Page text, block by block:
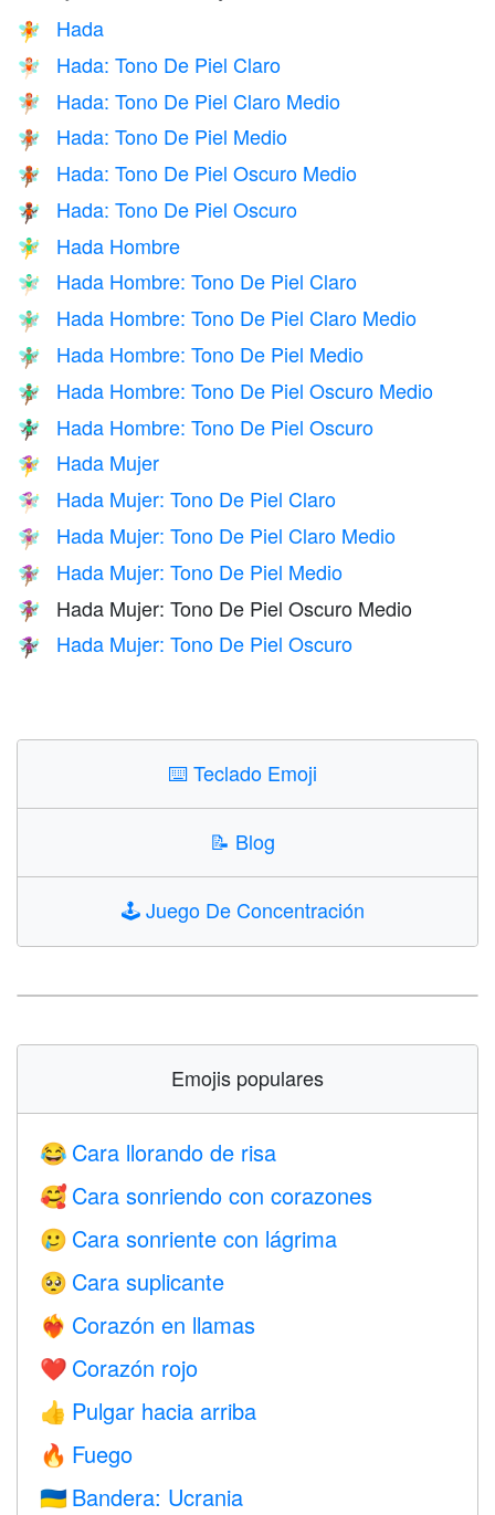
🧚 Hada
🧚🏻 Hada: Tono De Piel Claro
🧚🏼 Hada: Tono De Piel Claro Medio
🧚🏽 Hada: Tono De Piel Medio
🧚🏾 Hada: Tono De Piel Oscuro Medio
🧚🏿 Hada: Tono De Piel Oscuro
🧚‍♂️ Hada Hombre
🧚🏻‍♂️ Hada Hombre: Tono De Piel Claro
🧚🏼‍♂️ Hada Hombre: Tono De Piel Claro Medio
🧚🏽‍♂️ Hada Hombre: Tono De Piel Medio
🧚🏾‍♂️ Hada Hombre: Tono De Piel Oscuro Medio
🧚🏿‍♂️ Hada Hombre: Tono De Piel Oscuro
🧚‍♀️ Hada Mujer
🧚🏻‍♀️ Hada Mujer: Tono De Piel Claro
🧚🏼‍♀️ Hada Mujer: Tono De Piel Claro Medio
🧚🏽‍♀️ Hada Mujer: Tono De Piel Medio
🧚🏾‍♀️ Hada Mujer: Tono De Piel Oscuro Medio
🧚🏿‍♀️ Hada Mujer: Tono De Piel Oscuro
⌨️Teclado Emoji
📝 Blog
🕹️Juego De Concentración
Emojis populares
😂 Cara llorando de risa
🥰 Cara sonriendo con corazones
🥲 Cara sonriente con lágrima
🥺 Cara suplicante
❤️‍🔥 Corazón en llamas
❤️ Corazón rojo
👍 Pulgar hacia arriba
🔥 Fuego
🇺🇦 Bandera: Ucrania